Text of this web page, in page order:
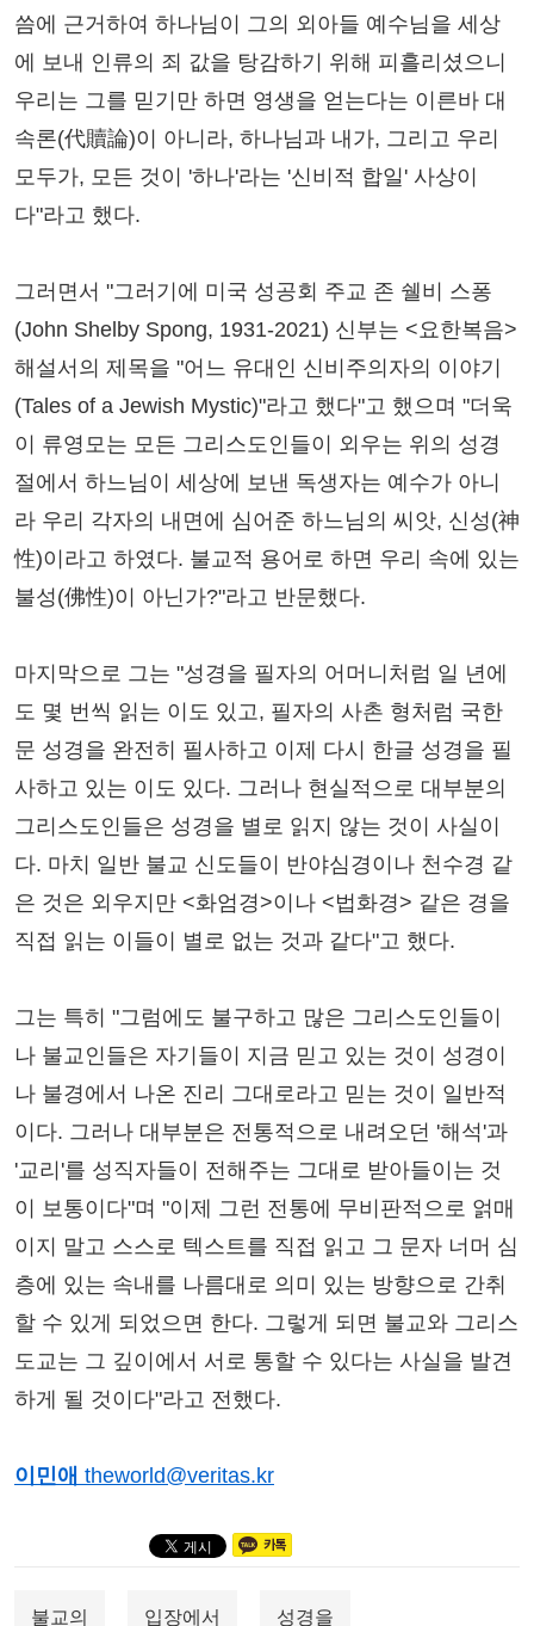
씀에 근거하여 하나님이 그의 외아들 예수님을 세상
에 보내 인류의 죄 값을 탕감하기 위해 피흘리셨으니
우리는 그를 믿기만 하면 영생을 얻는다는 이른바 대
속론(代贖論)이 아니라, 하나님과 내가, 그리고 우리
모두가, 모든 것이 '하나'라는 '신비적 합일' 사상이
다"라고 했다.
그러면서 "그러기에 미국 성공회 주교 존 쉘비 스퐁
(John Shelby Spong, 1931-2021) 신부는 <요한복음>
해설서의 제목을 "어느 유대인 신비주의자의 이야기
(Tales of a Jewish Mystic)"라고 했다"고 했으며 "더욱
이 류영모는 모든 그리스도인들이 외우는 위의 성경
절에서 하느님이 세상에 보낸 독생자는 예수가 아니
라 우리 각자의 내면에 심어준 하느님의 씨앗, 신성(神
性)이라고 하였다. 불교적 용어로 하면 우리 속에 있는
불성(佛性)이 아닌가?"라고 반문했다.
마지막으로 그는 "성경을 필자의 어머니처럼 일 년에
도 몇 번씩 읽는 이도 있고, 필자의 사촌 형처럼 국한
문 성경을 완전히 필사하고 이제 다시 한글 성경을 필
사하고 있는 이도 있다. 그러나 현실적으로 대부분의
그리스도인들은 성경을 별로 읽지 않는 것이 사실이
다. 마치 일반 불교 신도들이 반야심경이나 천수경 같
은 것은 외우지만 <화엄경>이나 <법화경> 같은 경을
직접 읽는 이들이 별로 없는 것과 같다"고 했다.
그는 특히 "그럼에도 불구하고 많은 그리스도인들이
나 불교인들은 자기들이 지금 믿고 있는 것이 성경이
나 불경에서 나온 진리 그대로라고 믿는 것이 일반적
이다. 그러나 대부분은 전통적으로 내려오던 '해석'과
'교리'를 성직자들이 전해주는 그대로 받아들이는 것
이 보통이다"며 "이제 그런 전통에 무비판적으로 얽매
이지 말고 스스로 텍스트를 직접 읽고 그 문자 너머 심
층에 있는 속내를 나름대로 의미 있는 방향으로 간취
할 수 있게 되었으면 한다. 그렇게 되면 불교와 그리스
도교는 그 깊이에서 서로 통할 수 있다는 사실을 발견
하게 될 것이다"라고 전했다.
이민애 theworld@veritas.kr
불교의 입장에서 성경을